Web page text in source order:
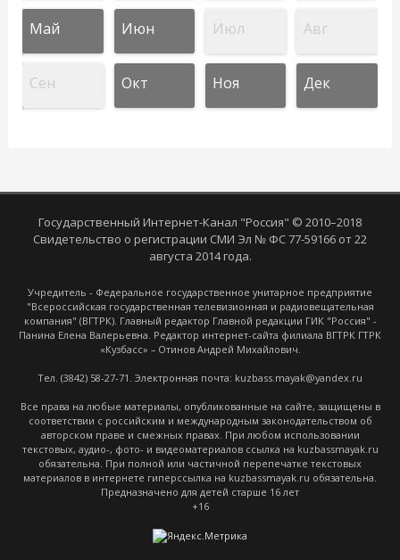
Май Июн Июл Авг
Сен Окт Ноя Дек
Государственный Интернет-Канал "Россия" © 2010–2018
Свидетельство о регистрации СМИ Эл № ФС 77-59166 от 22
августа 2014 года.
Учредитель - Федеральное государственное унитарное предприятие
"Всероссийская государственная телевизионная и радиовещательная
компания" (ВГТРК). Главный редактор Главной редакции ГИК "Россия" -
Панина Елена Валерьевна. Редактор интернет-сайта филиала ВГТРК ГТРК
«Кузбасс» – Отинов Андрей Михайлович.
Тел. (3842) 58-27-71. Электронная почта: kuzbass.mayak@yandex.ru
Все права на любые материалы, опубликованные на сайте, защищены в
соответствии с российским и международным законодательством об
авторском праве и смежных правах. При любом использовании
текстовых, аудио-, фото- и видеоматериалов ссылка на kuzbassmayak.ru
обязательна. При полной или частичной перепечатке текстовых
материалов в интернете гиперссылка на kuzbassmayak.ru обязательна.
Предназначено для детей старше 16 лет
+16